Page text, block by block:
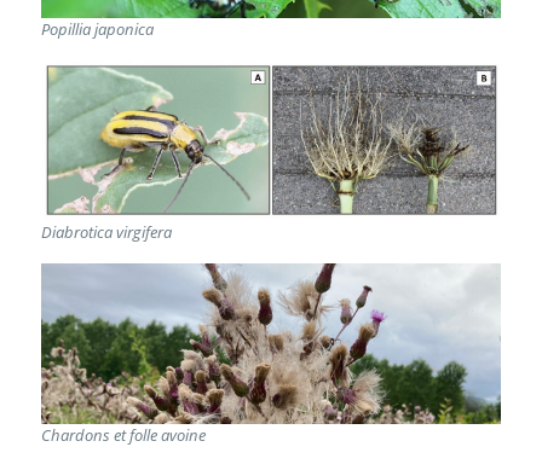
Popillia japonica
Diabrotica virgifera
Chardons et folle avoine